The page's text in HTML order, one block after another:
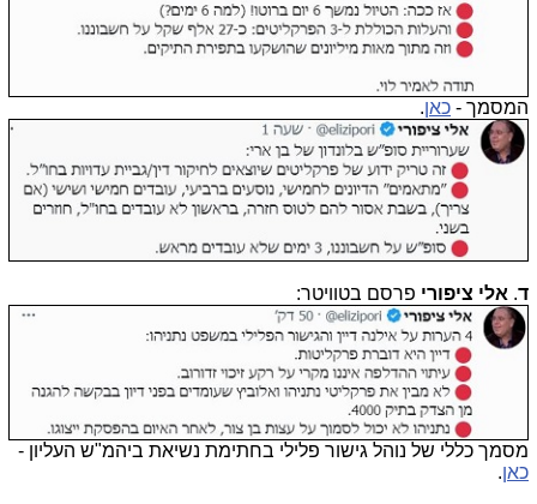
המסמך - כאן.
ד. אלי ציפורי פרסם בטוויטר:
מסמך כללי של נוהל גישור פלילי בחתימת נשיאת ביהמ"ש העליון -
כאן.